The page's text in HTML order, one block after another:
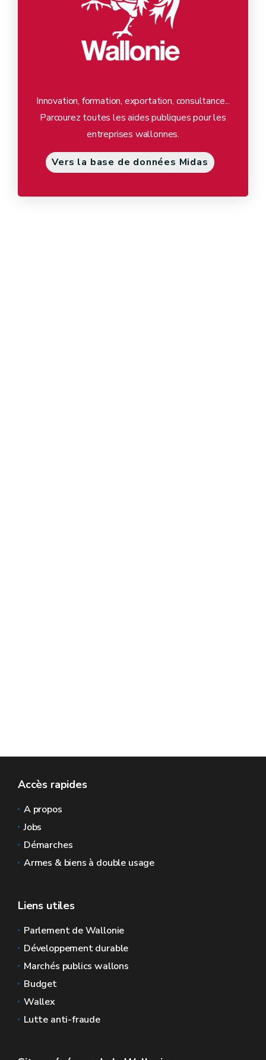
Innovation, formation, exportation, consultance...
Parcourez toutes les aides publiques pour les
entreprises wallonnes.
Vers la base de données Midas
Accès rapides
A propos
Jobs
Démarches
Armes & biens à double usage
Liens utiles
Parlement de Wallonie
Développement durable
Marchés publics wallons
Budget
Wallex
Lutte anti-fraude